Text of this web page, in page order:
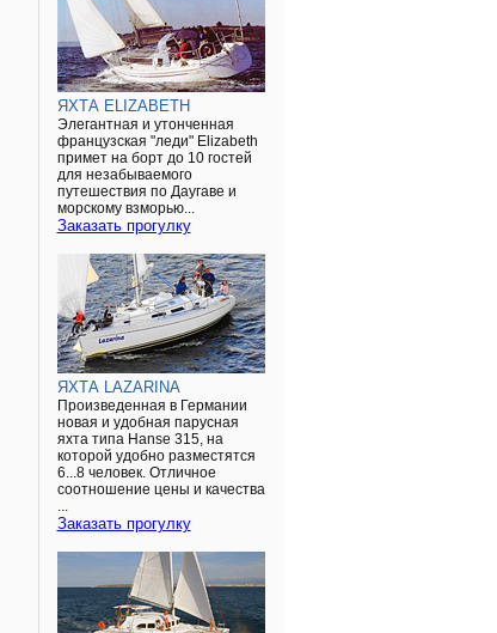
ЯХТА ELIZABETH
Элегантная и утонченная
французская "леди" Elizabeth
примет на борт до 10 гостей
для незабываемого
путешествия по Даугаве и
морскому взморью...
Заказать прогулку
ЯХТА LAZARINA
Произведенная в Германии
новая и удобная парусная
яхта типа Hanse 315, на
которой удобно разместятся
6...8 человек. Отличное
соотношение цены и качества
Заказать прогулку